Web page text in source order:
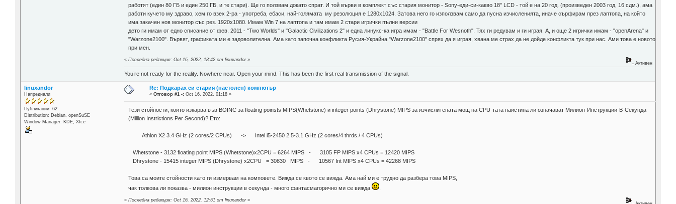
работят (един 80 ГБ и един 250 ГБ, и те стари). Ще го ползвам докато спрат. И той върви в комплект със стария монитор - Sony-еди-си-какво 18" LCD - той е на 20 год. (произведен 2003 год. 16 сдм.), ама
работи кучето му здраво, хем го взех 2-ра - употреба, ебаси, най-голямата му резолюция е 1280х1024. Затова него го използвам само да пусна изчисленията, иначе сърфирам през лаптопа, на който
има закачен нов монитор със рез. 1920х1080. Имам Win 7 на лаптопа и там имам 2 стари игрички пълни версии
дето ги имам от едно списание от фев. 2011 - "Two Worlds" и "Galactic Civilizations 2" и една линукс-ка игра имам - "Battle For Wesnoth". Тях ги редувам и ги играя. А, и още 2 игрички имам - "openArena" и
"Warzone2100". Вървят, графиката ми е задоволителна. Ама като започна конфликта Русия-Украйна "Warzone2100" спрях да я играя, хвана ме страх да не дойде конфликта тук при нас. Ами това е новото
при мен.
«Последна редакция: Oct 16, 2022, 18:42 от linuxandor»
Активен
You’re not ready for the reality. Nowhere near. Open your mind. This has been the first real transmission of the signal.
linuxandor
Напреднали
Публикации: 62
Distribution: Debian, openSuSE
Window Manager: KDE, Xfce
Re: Подкарах си стария (настолен) компютър
«Отговор #1 -: Oct 16, 2022, 01:18 »
Тези стойности, които изкарва във BOINC за floating poinsts MIPS(Whetstone) и integer points (Dhrystone) MIPS за изчислитената мощ на CPU-тата наистина ли означават Милион-Инструкции-В-Секунда
(Million Instrictions Per Second)? Ето:
Athlon X2 3.4 GHz (2 cores/2 CPUs) -> Intel i5-2450 2.5-3.1 GHz (2 cores/4 thrds./ 4 CPUs)
Whetstone - 3132 floating point MIPS (Whetstone)x2CPU = 6264 MIPS - 3105 FP MIPS x4 CPUs = 12420 MIPS
Dhrystone - 15415 integer MIPS (Dhrystone) x2CPU = 30830 MIPS - 10567 Int MIPS x4 CPUs = 42268 MIPS
Това са моите стойности като ги измервам на комповете. Вижда се квото се вижда. Ама най ми е трудно да разбера това MIPS,
чак толкова ли показва - милион инструкции в секунда - много фантасмагорично ми се вижда
«Последна редакция: Oct 16, 2022, 12:51 от linuxandor»